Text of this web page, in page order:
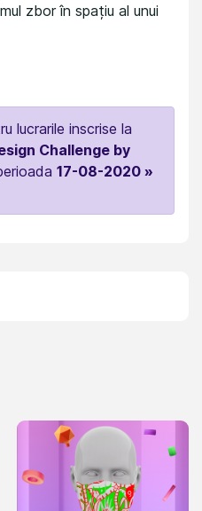
zbor în spațiu al unui
lucrarile inscrise la
Challenge by
17-08-2020 »